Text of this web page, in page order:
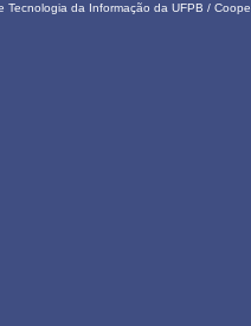
Tecnologia da Informação da UFPB /